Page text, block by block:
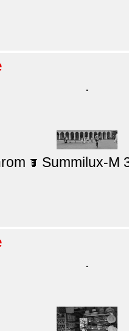
.
Summilux-M
.